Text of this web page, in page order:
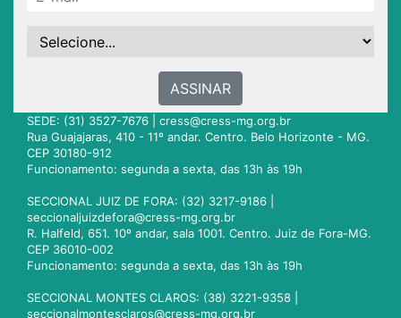
ASSINAR
SEDE: (31) 3527-7676 | cress@cress-mg.org.br
Rua Guajajaras, 410 - 11º andar. Centro. Belo Horizonte - MG.
CEP 30180-912
Funcionamento: segunda a sexta, das 13h às 19h
SECCIONAL JUIZ DE FORA: (32) 3217-9186 |
seccionaljuizdefora@cress-mg.org.br
R. Halfeld, 651. 10º andar, sala 1001. Centro. Juiz de Fora-MG.
CEP 36010-002
Funcionamento: segunda a sexta, das 13h às 19h
SECCIONAL MONTES CLAROS: (38) 3221-9358 |
seccionalmontesclaros@cress-mg.org.br